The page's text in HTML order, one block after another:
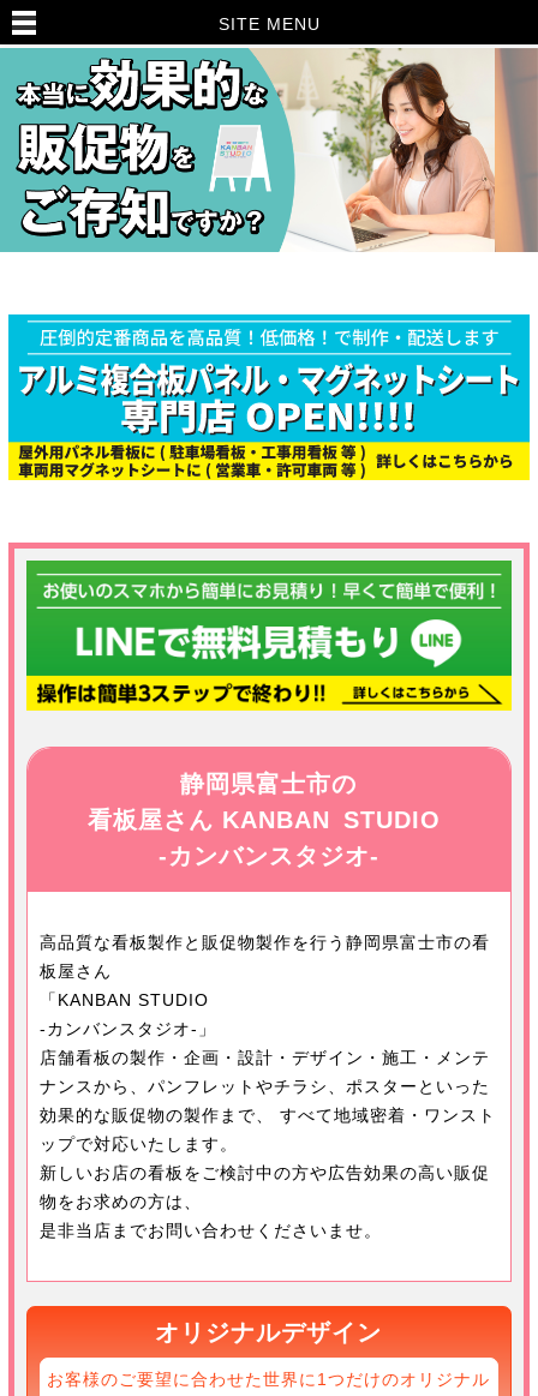
SITE MENU
静岡県富士市の
看板屋さん KANBAN STUDIO
-カンバンスタジオ-
高品質な看板製作と販促物製作を行う静岡県富士市の看
板屋さん
「KANBAN STUDIO
-カンバンスタジオ-」
店舗看板の製作・企画・設計・デザイン・施工・メンテ
ナンスから、 パンフレットやチラシ、ポスターといった
効果的な販促物の製作まで、
すべて地域密着・ワンスト
ップで対応いたします。
新しいお店の看板をご検討中の方や広告効果の高い販促
物をお求めの方は、
是非当店までお問い合わせくださいませ。
オリジナルデザイン
お客様のご要望に合わせた世界に1つだけのオリジナル